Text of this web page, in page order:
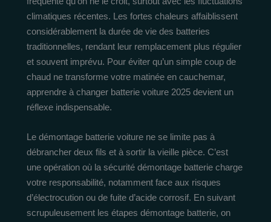
climatiques récentes. Les fortes chaleurs affaiblissent
considérablement la durée de vie des batteries
traditionnelles, rendant leur remplacement plus régulier
et souvent imprévu. Pour éviter qu’un simple coup de
chaud ne transforme votre matinée en cauchemar,
apprendre à changer batterie voiture 2025 devient un
réflexe indispensable.
Le démontage batterie voiture ne se limite pas à
débrancher deux fils et à sortir la vieille pièce. C’est
une opération où la sécurité démontage batterie charge
votre responsabilité, notamment face aux risques
d’électrocution ou de fuite d’acide corrosif. En suivant
scrupuleusement les étapes démontage batterie, on